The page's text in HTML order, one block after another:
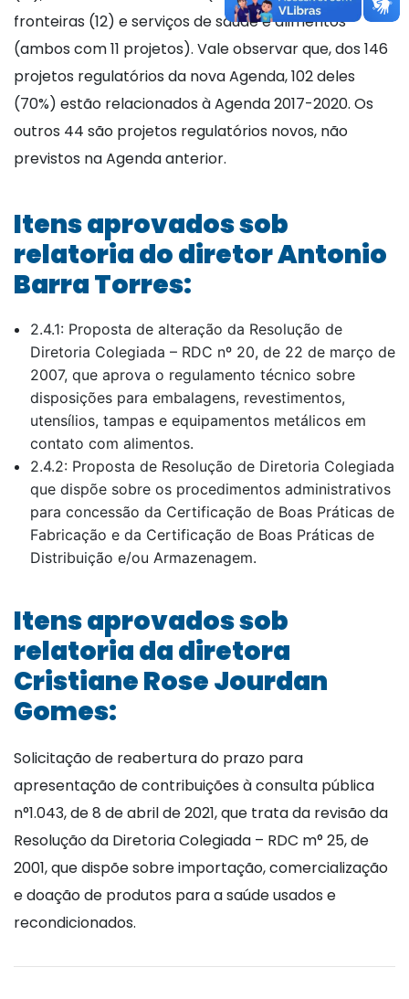
fronteiras (12) e serviços de saúde e alimentos
(ambos com 11 projetos). Vale observar que, dos 146
projetos regulatórios da nova Agenda, 102 deles
(70%) estão relacionados à Agenda 2017-2020. Os
outros 44 são projetos regulatórios novos, não
previstos na Agenda anterior.
Itens aprovados sob
relatoria do diretor Antonio
Barra Torres:
2.4.1: Proposta de alteração da Resolução de
Diretoria Colegiada – RDC nº 20, de 22 de março de
2007, que aprova o regulamento técnico sobre
disposições para embalagens, revestimentos,
utensílios, tampas e equipamentos metálicos em
contato com alimentos.
2.4.2: Proposta de Resolução de Diretoria Colegiada
que dispõe sobre os procedimentos administrativos
para concessão da Certificação de Boas Práticas de
Fabricação e da Certificação de Boas Práticas de
Distribuição e/ou Armazenagem.
Itens aprovados sob
relatoria da diretora
Cristiane Rose Jourdan
Gomes:
Solicitação de reabertura do prazo para
apresentação de contribuições à consulta pública
n°1.043, de 8 de abril de 2021, que trata da revisão da
Resolução da Diretoria Colegiada – RDC m° 25, de
2001, que dispõe sobre importação, comercialização
e doação de produtos para a saúde usados e
recondicionados.